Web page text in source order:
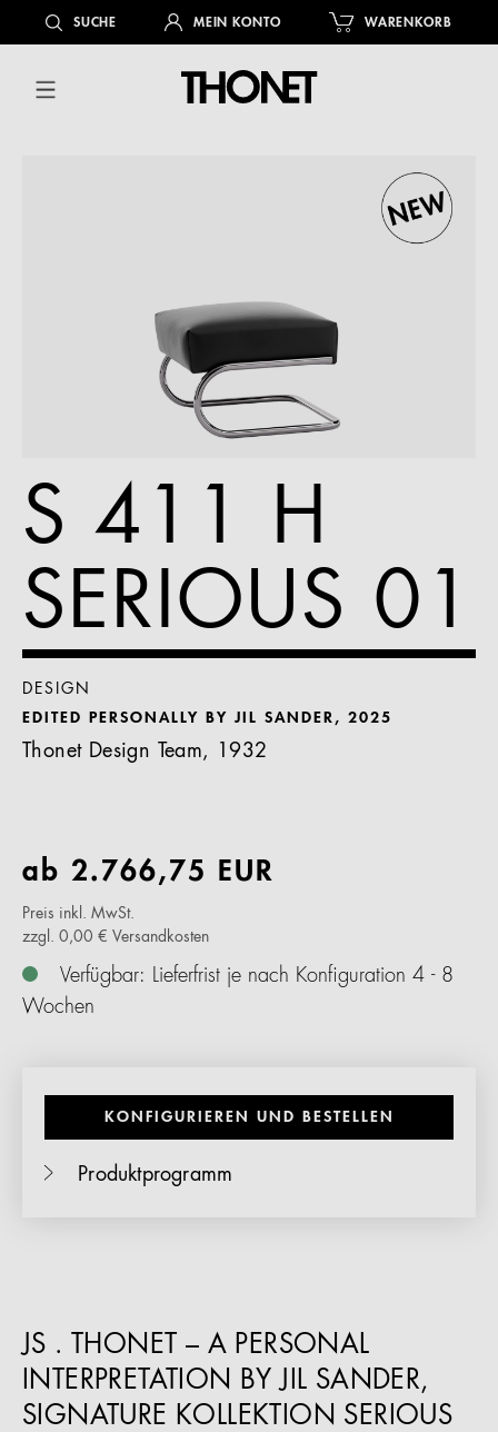
springenSUCHE MEIN KONTO WARENKORB
S 411 H
SERIOUS 01
DESIGN
EDITED PERSONALLY BY JIL SANDER, 2025
Thonet Design Team, 1932
ab 2.766,75 EUR
Preis inkl. MwSt.
zzgl. 0,00 € Versandkosten
Verfügbar: Lieferfrist je nach Konfiguration 4 - 8
Wochen
KONFIGURIEREN UND BESTELLEN
Produktprogramm
JS . THONET – A PERSONAL
INTERPRETATION BY JIL SANDER,
SIGNATURE KOLLEKTION SERIOUS